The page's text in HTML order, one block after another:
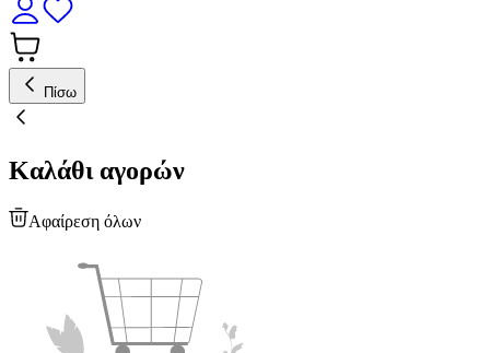
Πίσω
Καλάθι αγορών
Αφαίρεση όλων